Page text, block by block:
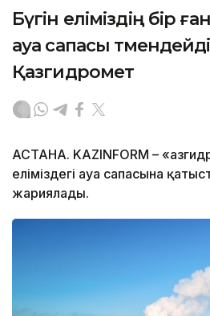
Бүгін еліміздің бір
ауа сапасы
Қазгидромет
АСТАНА. KAZINFORM –
еліміздегі ауа сапасына
жариялады.